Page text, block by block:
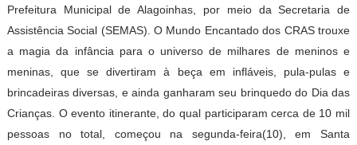
Prefeitura Municipal de Alagoinhas, por meio da Secretaria de
Assistência Social (SEMAS). O Mundo Encantado dos CRAS trouxe
a magia da infância para o universo de milhares de meninos e
meninas, que se divertiram à beça em infláveis, pula-pulas e
brincadeiras diversas, e ainda ganharam seu brinquedo do Dia das
Crianças. O evento itinerante, do qual participaram cerca de 10 mil
pessoas no total, começou na segunda-feira(10), em Santa